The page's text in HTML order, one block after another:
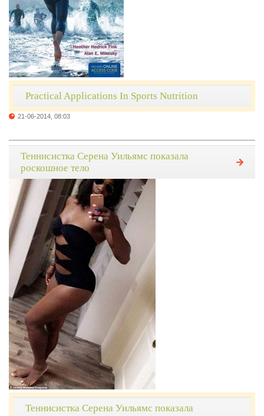
Practical Applications In Sports Nutrition
21-06-2014, 08:03
Теннисистка Серена Уильямс показала
роскошное тело
Теннисистка Серена Уильямс показала